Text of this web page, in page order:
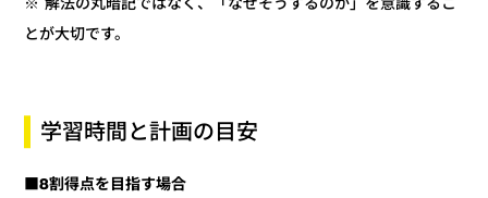
とが大切です。
学習時間と計画の目安
■8割得点を目指す場合